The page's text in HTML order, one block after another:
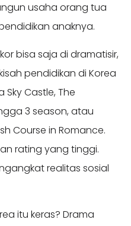
usaha orang tua
anaknya.
bisa saja di dramatisir,
pendidikan di Korea
Castle, The
3 season, atau
Course in Romance.
rating yang tinggi.
realitas sosial
itu keras? Drama